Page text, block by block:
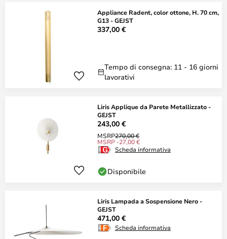
Appliance Radent, color ottone, H. 70 cm,
G13 - GEJST
337,00 €
Tempo di consegna: 11 - 16 giorni
lavorativi
Liris Applique da Parete Metallizzato -
GEJST
243,00 €
MSRP270,00 €
MSRP -27,00 €
Scheda informativa
Disponibile
Liris Lampada a Sospensione Nero -
GEJST
471,00 €
Scheda informativa